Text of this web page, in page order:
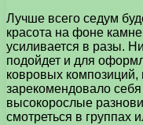
Лучше всего седум
красота на фоне
усиливается в разы.
подойдет и для
ковровых композиций,
зарекомендовало
высокорослые
смотреться в группах